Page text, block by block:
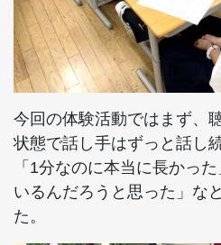
今回の体験活動ではまず、
状態で話し手はずっと話し
「1分なのに本当に長かっ
いるんだろうと思った」な
た。